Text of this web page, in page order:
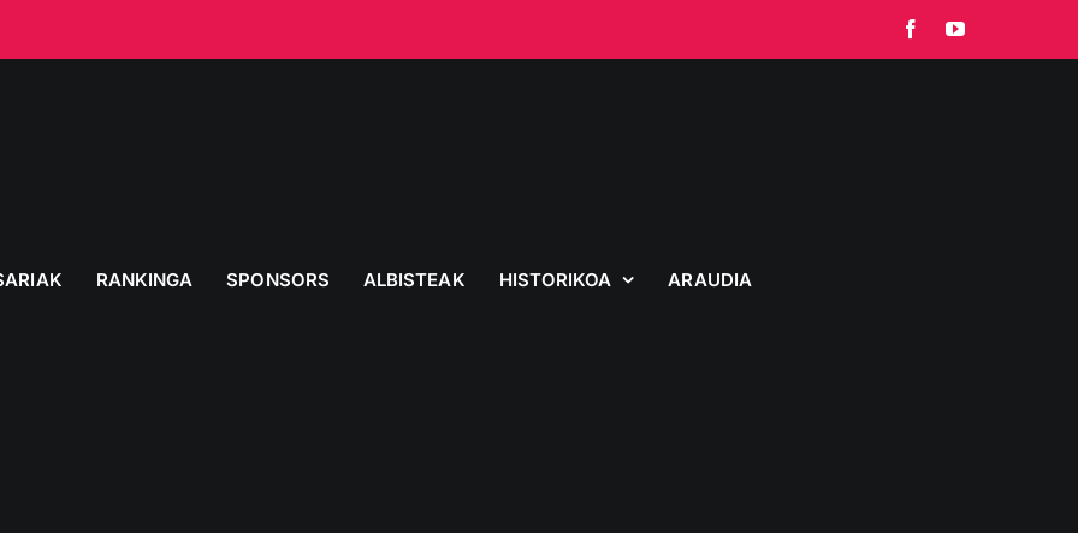
FacebookYouTube
RANKINGA SPONSORS ALBISTEAK HISTORIKOA ARAUDIA